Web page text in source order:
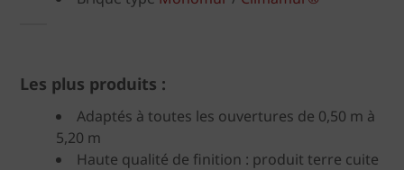
Les plus produits :
Adaptés à toutes les ouvertures de 0,50 m à
5,20 m
Haute qualité de finition : produit terre cuite